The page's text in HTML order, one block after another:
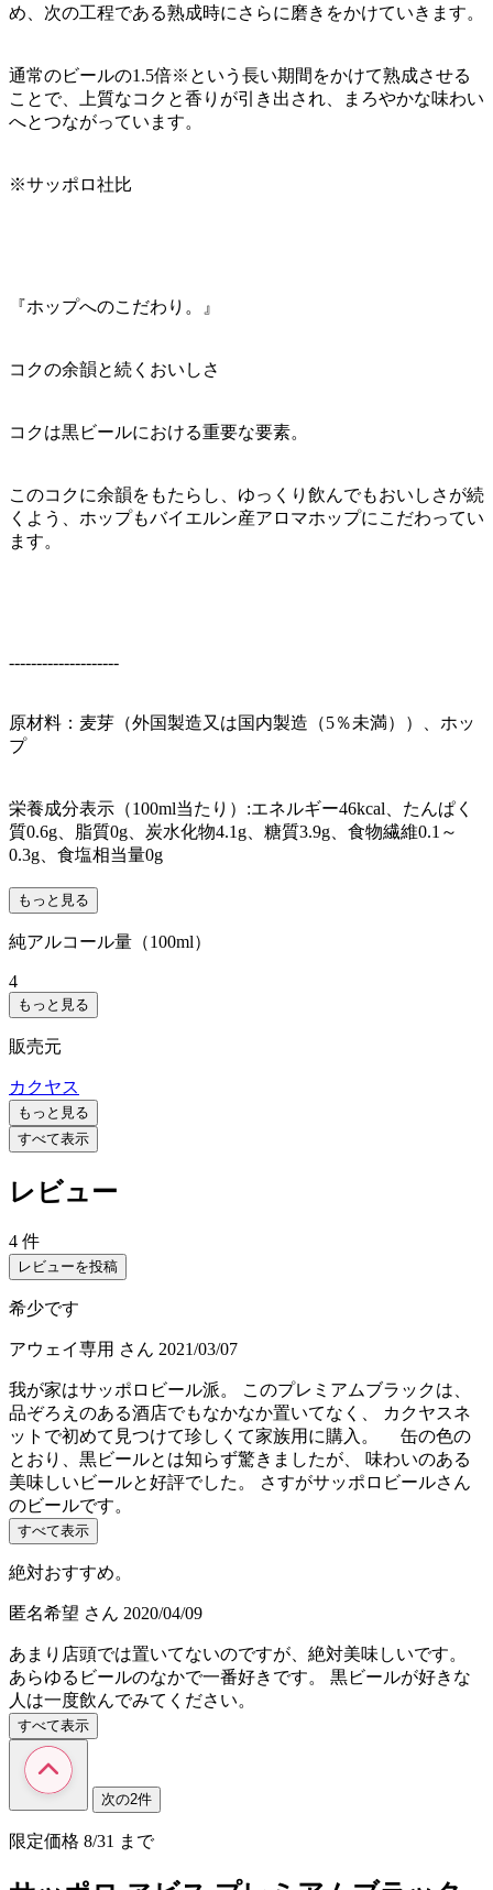
め、次の工程である熟成時にさらに磨きをかけていきます。
通常のビールの1.5倍※という長い期間をかけて熟成させる
ことで、上質なコクと香りが引き出され、まろやかな味わい
へとつながっています。
※サッポロ社比
『ホップへのこだわり。』
コクの余韻と続くおいしさ
コクは黒ビールにおける重要な要素。
このコクに余韻をもたらし、ゆっくり飲んでもおいしさが続
くよう、ホップもバイエルン産アロマホップにこだわってい
ます。
--------------------
原材料：麦芽（外国製造又は国内製造（5％未満））、ホッ
プ
栄養成分表示（100ml当たり）:エネルギー46kcal、たんぱく
質0.6g、脂質0g、炭水化物4.1g、糖質3.9g、食物繊維0.1～
0.3g、食塩相当量0g
もっと見る
純アルコール量（100ml）
4
もっと見る
販売元
カクヤス
もっと見る
すべて表示
レビュー
4 件
レビューを投稿
希少です
アウェイ専用 さん 2021/03/07
我が家はサッポロビール派。 このプレミアムブラックは、
品ぞろえのある酒店でもなかなか置いてなく、 カクヤスネ
ットで初めて見つけて珍しくて家族用に購入。 缶の色の
とおり、黒ビールとは知らず驚きましたが、 味わいのある
美味しいビールと好評でした。 さすがサッポロビールさん
のビールです。
すべて表示
絶対おすすめ。
匿名希望 さん 2020/04/09
あまり店頭では置いてないのですが、絶対美味しいです。
あらゆるビールのなかで一番好きです。 黒ビールが好きな
人は一度飲んでみてください。
すべて表示
次の2件
限定価格 8/31 まで